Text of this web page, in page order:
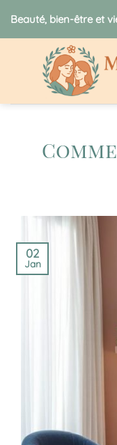
au
Beauté, bien-être et
02
Jan